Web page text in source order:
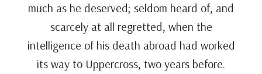
much as he deserved; seldom heard of, and
scarcely at all regretted, when the
intelligence of his death abroad had worked
its way to Uppercross, two years before.